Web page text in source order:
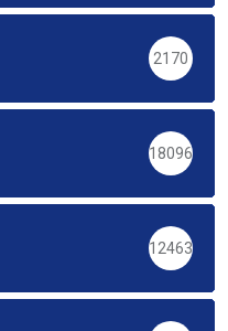
2170
18096
12463